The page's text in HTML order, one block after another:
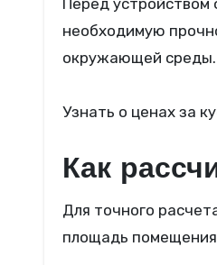
Перед устройством
необходимую
окружающей среды.
Узнать о ценах за
Как
Для точного
площадь